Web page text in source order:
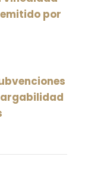
por